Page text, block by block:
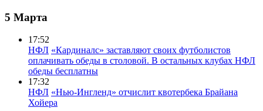
5 Марта
17:52
НФЛ «Кардиналс» заставляют своих футболистов
оплачивать обеды в столовой. В остальных клубах НФЛ
обеды бесплатны
17:32
НФЛ «Нью-Ингленд» отчислит квотербека Брайана
Хойера